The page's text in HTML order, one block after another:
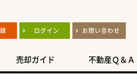
ログイン お問い合わせ
売却ガイド 不動産Ｑ＆Ａ